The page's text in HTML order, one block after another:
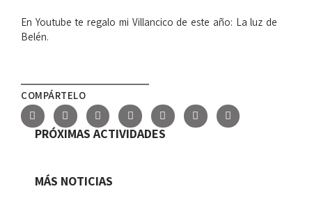
En Youtube te regalo mi Villancico de este año: La luz de
Belén.
COMPÁRTELO
PRÓXIMAS ACTIVIDADES
MÁS NOTICIAS